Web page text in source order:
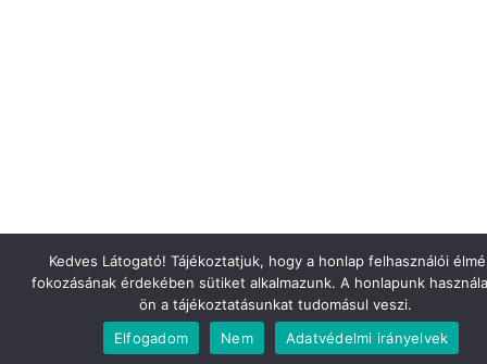
Kedves Látogató! Tájékoztatjuk, hogy a honlap felhasználói
fokozásának érdekében sütiket alkalmazunk. A honlapunk
ön a tájékoztatásunkat tudomásul veszi.
Elfogadom
Nem Adatvédelmi irányelvek